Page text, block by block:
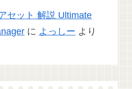
セット 解説 Ultimate
に よっしー より